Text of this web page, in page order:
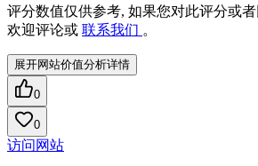
评分数值仅供参考, 如果您对此评分或
欢迎评论或 联系我们 。
展开网站价值分析详情
0
0
访问网站